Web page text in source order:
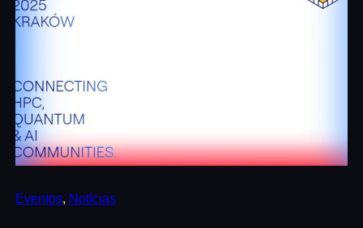
Eventos, Notícias